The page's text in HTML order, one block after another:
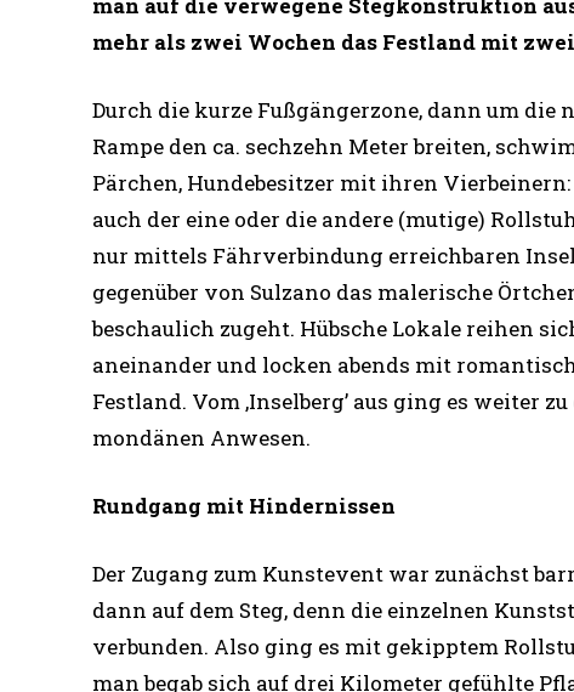
mehr als zwei Wochen das Festland mit
Durch die kurze Fußgängerzone, dann um die
Rampe den ca. sechzehn Meter breiten,
Pärchen, Hundebesitzer mit ihren
auch der eine oder die andere (mutige)
nur mittels Fährverbindung erreichbaren
gegenüber von Sulzano das malerische
beschaulich zugeht. Hübsche Lokale reihen
aneinander und locken abends mit
Festland. Vom ‚Inselberg’ aus ging es weiter
mondänen Anwesen.
Rundgang mit Hindernissen
Der Zugang zum Kunstevent war zunächst
dann auf dem Steg, denn die einzelnen
verbunden. Also ging es mit gekipptem
man begab sich auf drei Kilometer gefühlte